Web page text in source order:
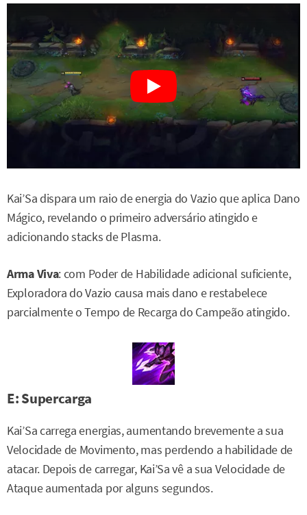
Kai’Sa dispara um raio de energia do Vazio que aplica Dano
Mágico, revelando o primeiro adversário atingido e
adicionando stacks de Plasma.
Arma Viva: com Poder de Habilidade adicional suficiente,
Exploradora do Vazio causa mais dano e restabelece
parcialmente o Tempo de Recarga do Campeão atingido.
E: Supercarga
Kai’Sa carrega energias, aumentando brevemente a sua
Velocidade de Movimento, mas perdendo a habilidade de
atacar. Depois de carregar, Kai’Sa vê a sua Velocidade de
Ataque aumentada por alguns segundos.